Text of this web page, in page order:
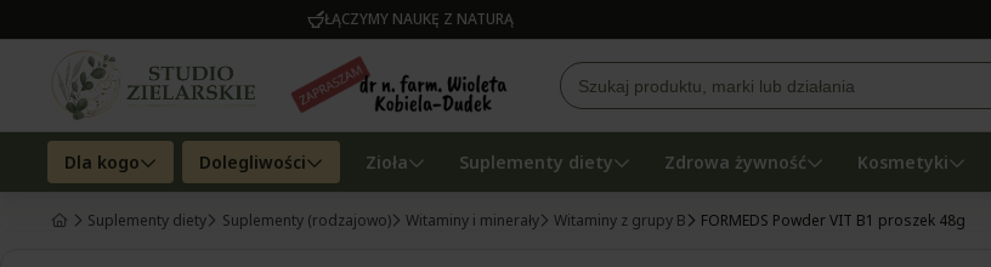
ŁĄCZYMY NAUKĘ Z NATURĄ
Dla kogo Dolegliwości Zioła Suplementy diety Zdrowa żywność Kosmetyki
Suplementy diety Suplementy (rodzajowo) Witaminy i minerały Witaminy z grupy B FORMEDS Powder VIT B1 proszek 48g